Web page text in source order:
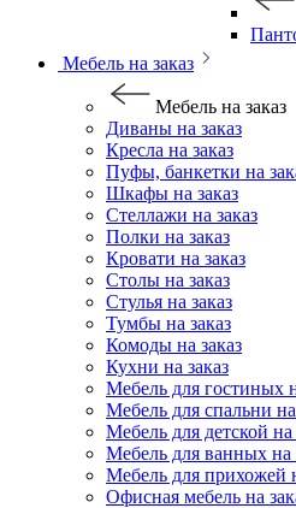
Мебель на заказ
Мебель на заказ
Диваны на заказ
Кресла на заказ
Пуфы, банкетки на
Шкафы на заказ
Стеллажи на заказ
Полки на заказ
Кровати на заказ
Столы на заказ
Стулья на заказ
Тумбы на заказ
Комоды на заказ
Кухни на заказ
Мебель для гостиных
Мебель для спальни на
Мебель для детской на
Мебель для ванных на
Мебель для прихожей
Офисная мебель на